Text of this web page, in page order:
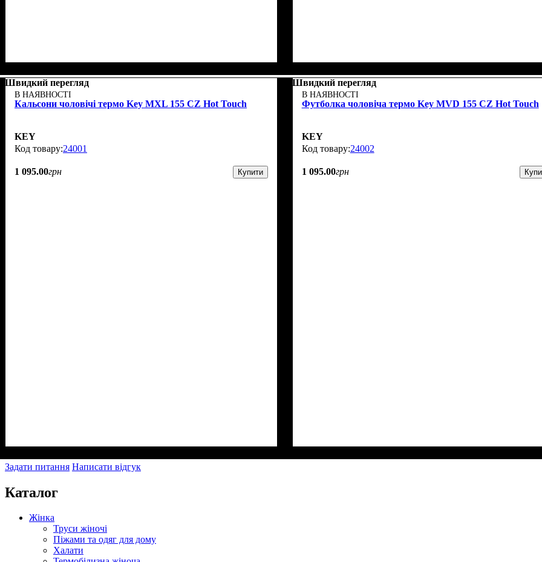
Швидкий перегляд
В НАЯВНОСТІ
Кальсони чоловічі термо Key MXL 155 CZ Hot Touch
KEY
24001
1 095.00грн Купити
Швидкий перегляд
В НАЯВНОСТІ
Футболка чоловіча термо Key MVD 155 CZ Hot Touch
KEY
24002
1 095.00грн
Задати питання Написати відгук
Каталог
Жінка
Труси жіночі
Піжами та одяг для дому
Халати